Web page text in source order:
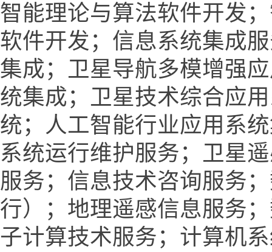
智能理论与算法软件开发
软件开发；信息系统集成
集成；卫星导航多模增强
统集成；卫星技术综合应
统；人工智能行业应用系
系统运行维护服务；卫星
服务；信息技术咨询服务
行）；地理遥感信息服务
子计算技术服务；计算机